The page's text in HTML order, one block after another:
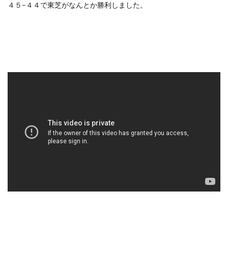
４５−４４で東芝がなんとか勝利しました。